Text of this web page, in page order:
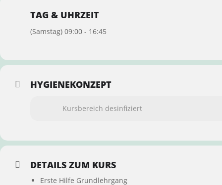
TAG & UHRZEIT
(Samstag) 09:00 - 16:45
HYGIENEKONZEPT
Kursbereich desinfiziert
DETAILS ZUM KURS
Erste Hilfe Grundlehrgang